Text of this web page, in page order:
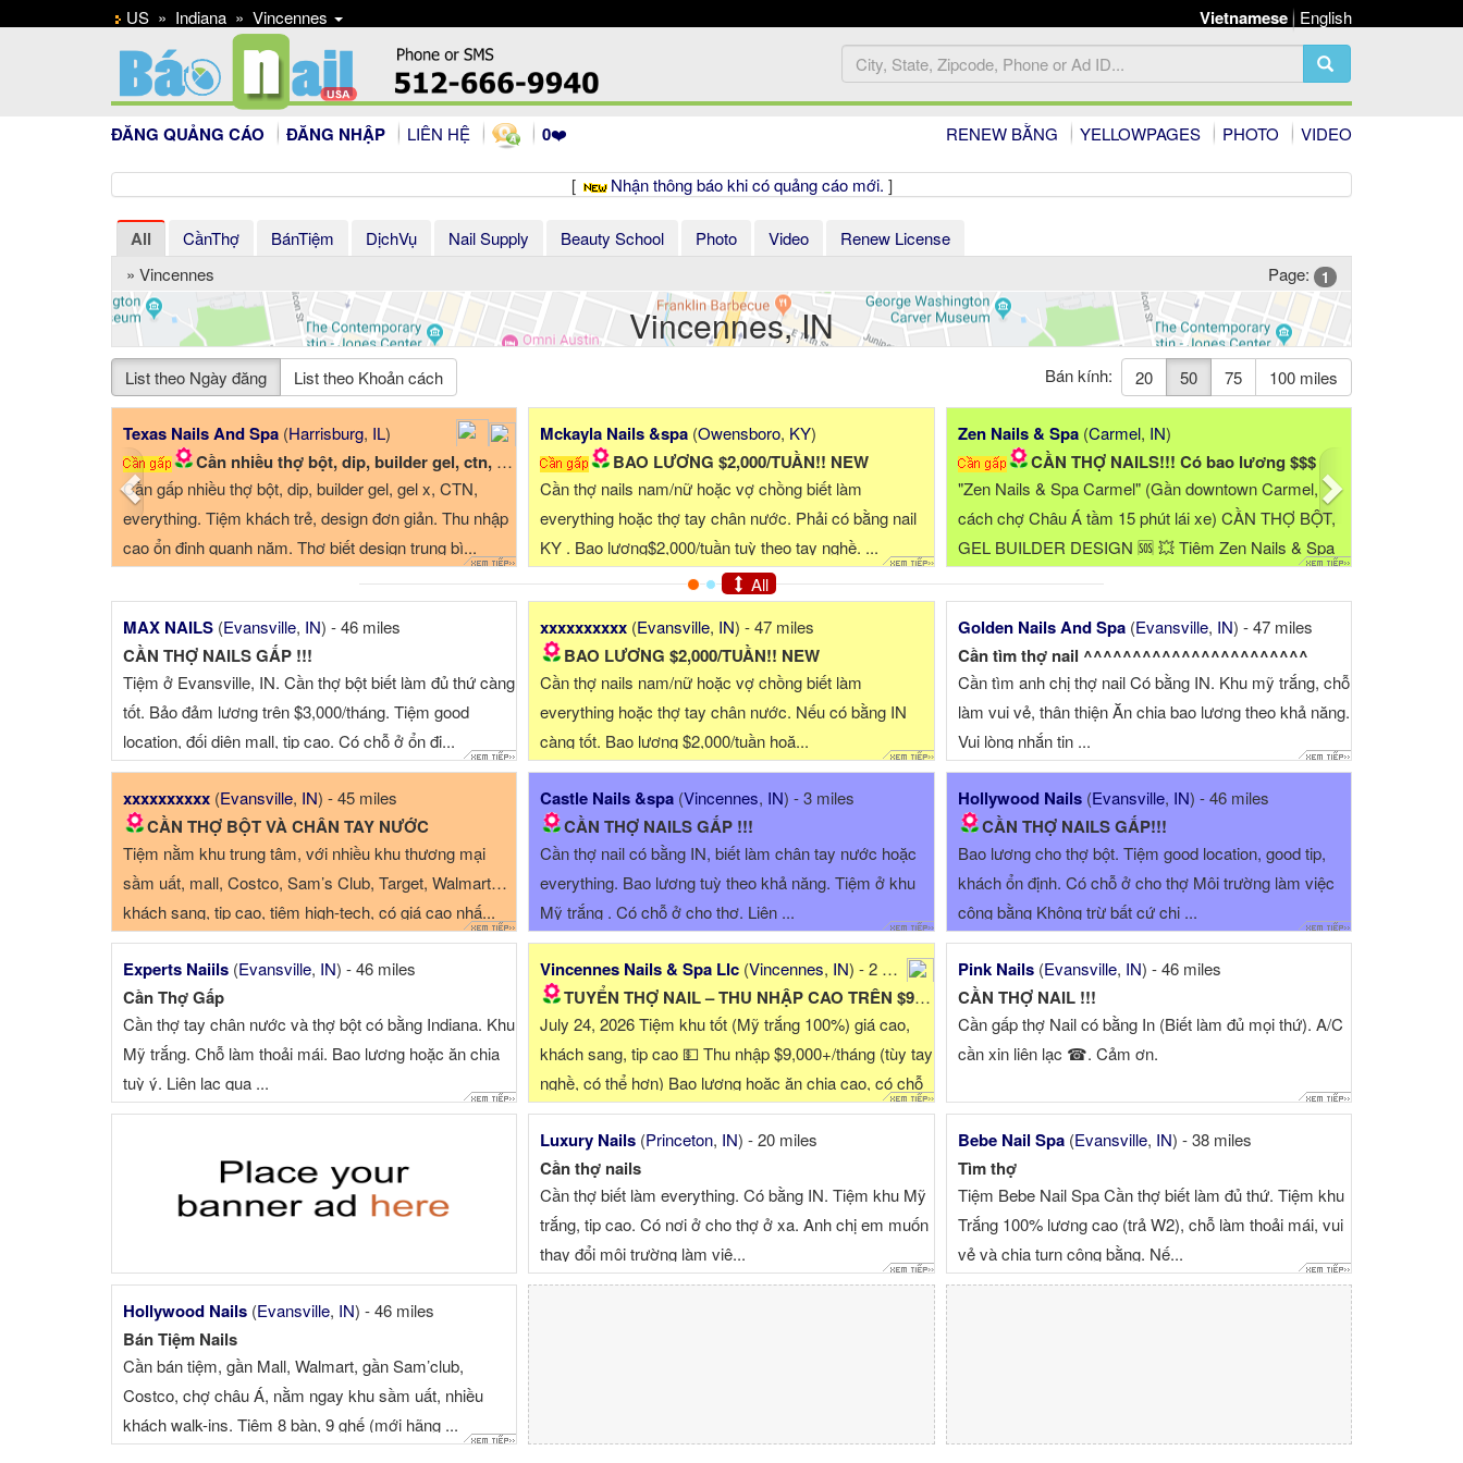
Vietnamese English
US » Indiana » Vincennes
RENEW BẰNG YELLOWPAGES PHOTO VIDEO
ĐĂNG QUẢNG CÁO ĐĂNG NHẬP LIÊN HỆ 0❤️
[ Nhận thông báo khi có quảng cáo mới. ]
All CầnThợ BánTiệm DịchVụ Nail Supply Beauty School Photo Video
Renew License
» Vincennes
Page: 1
Vincennes, IN
List theo Ngày đăng List theo Khoản cách 20 50 75 100 miles
Bán kính:
All
Texas Nails And Spa (Harrisburg, IL)
Cần nhiều thợ bột, dip, builder gel, ctn, everything
Cần gấp nhiều thợ bột, dip, builder gel, gel x, CTN,
everything. Tiệm khách trẻ, design đơn giản. Thu nhập
cao ổn định quanh năm. Thợ biết design trung bì...
Mckayla Nails &spa (Owensboro, KY)
BAO LƯƠNG $2,000/TUẦN!! NEW
Cần thợ nails nam/nữ hoặc vợ chồng biết làm
everything hoặc thợ tay chân nước. Phải có bằng nail
KY . Bao lương$2,000/tuần tuỳ theo tay nghề. ...
Zen Nails & Spa (Carmel, IN)
CẦN THỢ NAILS!!! Có bao lương $$$
"Zen Nails & Spa Carmel" (Gần downtown Carmel,
cách chợ Châu Á tầm 15 phút lái xe) CẦN THỢ BỘT,
GEL BUILDER DESIGN 🆘 💥 Tiệm Zen Nails & Spa
Previous Next
MAX NAILS (Evansville, IN) - 46 miles
CẦN THỢ NAILS GẤP !!!
Tiệm ở Evansville, IN. Cần thợ bột biết làm đủ thứ càng
tốt. Bảo đảm lương trên $3,000/tháng. Tiệm good
location, đối diện mall, tip cao. Có chỗ ở ổn đị...
xxxxxxxxxx (Evansville, IN) - 47 miles
BAO LƯƠNG $2,000/TUẦN!! NEW
Cần thợ nails nam/nữ hoặc vợ chồng biết làm
everything hoặc thợ tay chân nước. Nếu có bằng IN
càng tốt. Bao lương $2,000/tuần hoặ...
Golden Nails And Spa (Evansville, IN) - 47 miles
Cần tìm thợ nail ^^^^^^^^^^^^^^^^^^^^^^^
Cần tìm anh chị thợ nail Có bằng IN. Khu mỹ trắng, chỗ
làm vui vẻ, thân thiện Ăn chia bao lương theo khả năng.
Vui lòng nhắn tin ...
xxxxxxxxxx (Evansville, IN) - 45 miles
CẦN THỢ BỘT VÀ CHÂN TAY NƯỚC
Tiệm nằm khu trung tâm, với nhiều khu thương mại
sầm uất, mall, Costco, Sam’s Club, Target, Walmart…
khách sang, tip cao, tiệm high-tech, có giá cao nhấ...
Castle Nails &spa (Vincennes, IN) - 3 miles
CẦN THỢ NAILS GẤP !!!
Cần thợ nail có bằng IN, biết làm chân tay nước hoặc
everything. Bao lương tuỳ theo khả năng. Tiệm ở khu
Mỹ trắng . Có chỗ ở cho thợ. Liên ...
Hollywood Nails (Evansville, IN) - 46 miles
CẦN THỢ NAILS GẤP!!!
Bao lương cho thợ bột. Tiệm good location, good tip,
khách ổn định. Có chỗ ở cho thợ Môi trường làm việc
công bằng Không trừ bất cứ chi ...
Experts Naiils (Evansville, IN) - 46 miles
Cần Thợ Gấp
Cần thợ tay chân nước và thợ bột có bằng Indiana. Khu
Mỹ trắng. Chỗ làm thoải mái. Bao lương hoặc ăn chia
tuỳ ý. Liên lạc qua ...
Vincennes Nails & Spa Llc (Vincennes, IN) - 2 miles
TUYỂN THỢ NAIL – THU NHẬP CAO TRÊN $9,000/THÁNG
July 24, 2026 Tiệm khu tốt (Mỹ trắng 100%) giá cao,
khách sang, tip cao 💵 Thu nhập $9,000+/tháng (tùy tay
nghề, có thể hơn) Bao lương hoặc ăn chia cao, có chỗ
ở đầy đủ ...
Pink Nails (Evansville, IN) - 46 miles
CẦN THỢ NAIL !!!
Cần gấp thợ Nail có bằng In (Biết làm đủ mọi thứ). A/C
cần xin liên lạc ☎. Cảm ơn.
Luxury Nails (Princeton, IN) - 20 miles
Cần thợ nails
Cần thợ biết làm everything. Có bằng IN. Tiệm khu Mỹ
trắng, tip cao. Có nơi ở cho thợ ở xa. Anh chị em muốn
thay đổi môi trường làm việ...
Bebe Nail Spa (Evansville, IN) - 38 miles
Tìm thợ
Tiệm Bebe Nail Spa Cần thợ biết làm đủ thứ. Tiệm khu
Trắng 100% lương cao (trả W2), chỗ làm thoải mái, vui
vẻ và chia turn công bằng. Nế...
Hollywood Nails (Evansville, IN) - 46 miles
Bán Tiệm Nails
Cần bán tiệm, gần Mall, Walmart, gần Sam’club,
Costco, chợ châu Á, nằm ngay khu sầm uất, nhiều
khách walk-ins. Tiệm 8 bàn, 9 ghế (mới hãng ...